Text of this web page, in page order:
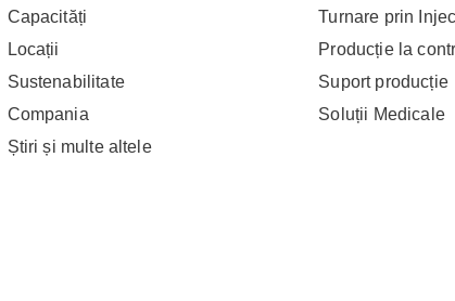
Capacități
Locații
Sustenabilitate
Compania
Știri și multe altele
Turnare prin
Producție la
Suport producție
Soluții Medicale